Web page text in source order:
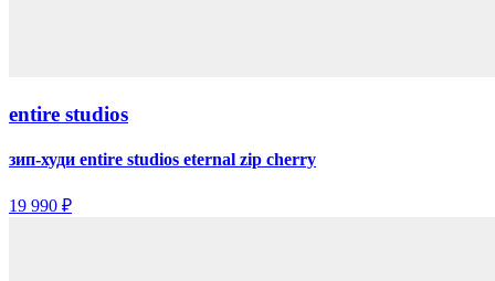
entire studios
зип-худи entire studios eternal zip cherry
19 990 ₽